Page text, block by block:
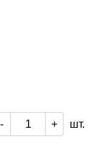
- + шт.